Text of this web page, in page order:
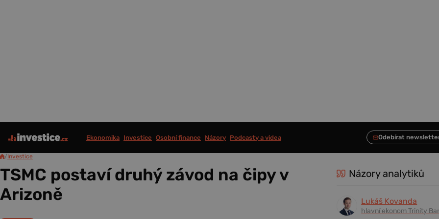
Ekonomika Investice Osobní finance Názory Podcasty a videa
/Investice
TSMC postaví druhý závod na čipy v
Arizoně
Názory analytiků
Lukáš Kovanda
hlavní ekonom Trinity